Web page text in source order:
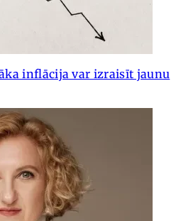
inflācija var izraisīt jaunu